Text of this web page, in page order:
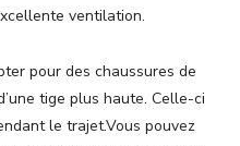
ventilation.
pour des chaussures de
tige plus haute. Celle-ci
le trajet.Vous pouvez